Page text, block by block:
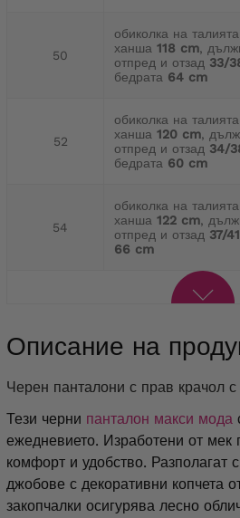
50
обиколка на талията
ханша 118 cm,
отпред и отзад 33/
бедрата 64 cm
52
обиколка на талията
ханша 120 cm,
отпред и отзад 34/
бедрата 60 cm
54
обиколка на талията
ханша 122 cm,
отпред и отзад 37/
66 cm
Описание на
Черен панталони с прав крачол
Тези черни панталон макси мода
ежедневието. Изработени от мек
комфорт и удобство. Разполагат
джобове с декоративни копчета
закопчалки осигурява лесно